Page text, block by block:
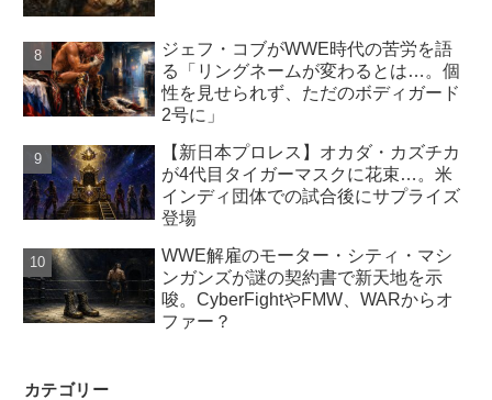
ジェフ・コブがWWE時代の苦労を語
る「リングネームが変わるとは…。個
性を見せられず、ただのボディガード
2号に」
【新日本プロレス】オカダ・カズチカ
が4代目タイガーマスクに花束…。米
インディ団体での試合後にサプライズ
登場
WWE解雇のモーター・シティ・マシ
ンガンズが謎の契約書で新天地を示
唆。CyberFightやFMW、WARからオ
ファー？
カテゴリー